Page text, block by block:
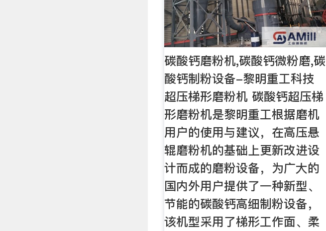
碳酸钙磨粉机,碳酸钙微粉磨,碳
酸钙制粉设备-黎明重工科技
超压梯形磨粉机 碳酸钙超压梯
形磨粉机是黎明重工根据磨机
用户的使用与建议，在高压悬
辊磨粉机的基础上更新改进设
计而成的磨粉设备，为广大的
国内外用户提供了一种新型、
节能的碳酸钙高细制粉设备，
该机型采用了梯形工作面、柔